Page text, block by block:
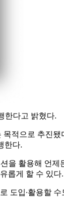
한다고 밝혔다.
적으로 추진
한다.
을 활용해 언
롭게 할 수 있다.
도입∙활용할 수